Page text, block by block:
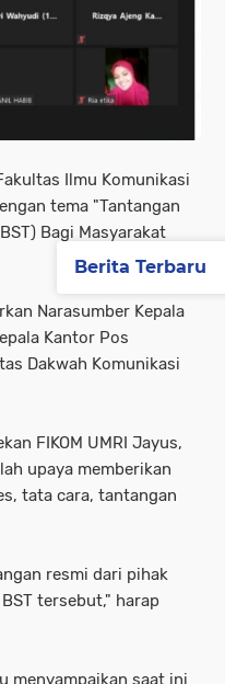
Ilmu Komunikasi
tema "Tantangan
Bagi Masyarakat
Narasumber Kepala
Kantor Pos
Dakwah Komunikasi
FIKOM UMRI Jayus,
upaya memberikan
tata cara, tantangan
resmi dari pihak
tersebut," harap
menyampaikan saat ini
Berita Terbaru